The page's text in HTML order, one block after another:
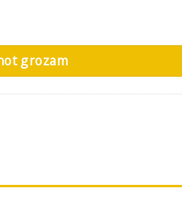
5010, melns daudzums
grozam